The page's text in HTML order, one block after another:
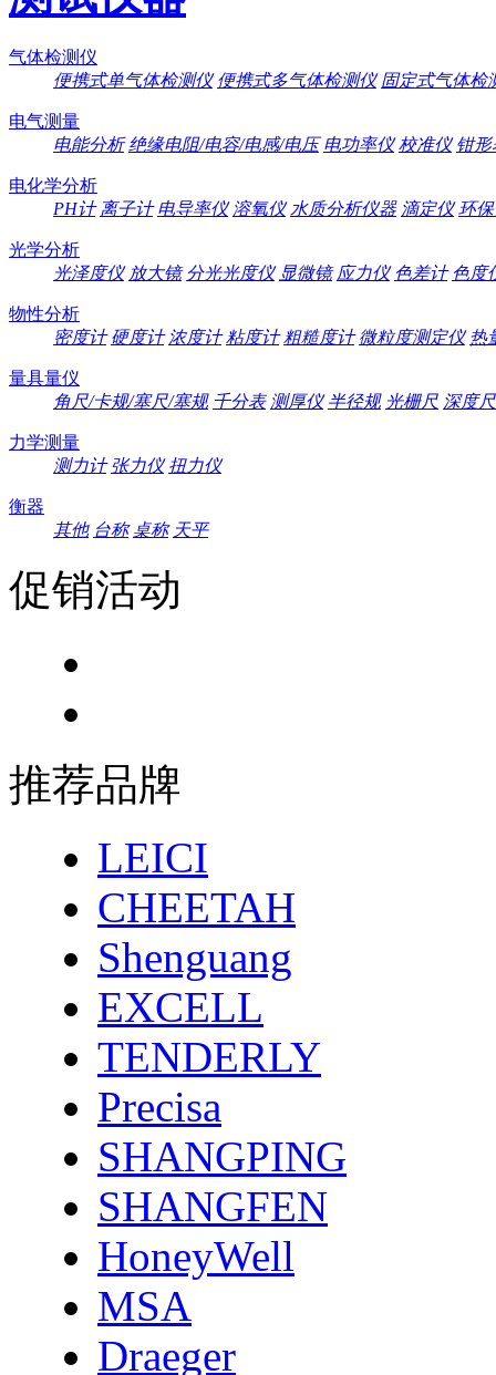
气体检测仪
便携式单气体检测仪 便携式多气体检测仪 固定式气体检
电气测量
电能分析 绝缘电阻/电容/电感/电压 电功率仪 校准仪 钳形
电化学分析
PH计 离子计 电导率仪 溶氧仪 水质分析仪器 滴定仪 环
光学分析
光泽度仪 放大镜 分光光度仪 显微镜 应力仪 色差计 色度
物性分析
密度计 硬度计 浓度计 粘度计 粗糙度计 微粒度测定仪 热
量具量仪
角尺/卡规/塞尺/塞规 千分表 测厚仪 半径规 光栅尺 深度尺
力学测量
测力计 张力仪 扭力仪
衡器
其他 台称 桌称 天平
促销活动
推荐品牌
LEICI
CHEETAH
Shenguang
EXCELL
TENDERLY
Precisa
SHANGPING
SHANGFEN
HoneyWell
MSA
Draeger